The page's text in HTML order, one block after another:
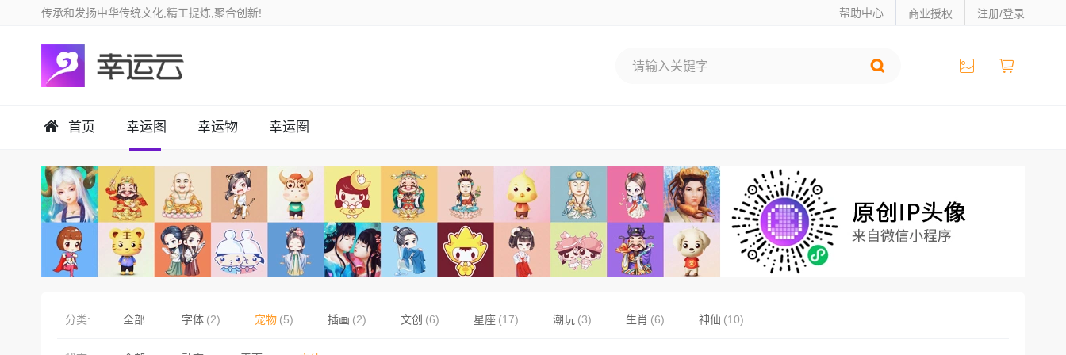
商业授权 注册/登录
帮助中心
首页 幸运图 幸运物 幸运圈
分类: 全部 字体 (2) 宠物 (5) 插画 (2) 文创 (6) 星座 (17) 潮玩 (3) 生肖 (6) 神仙 (10)